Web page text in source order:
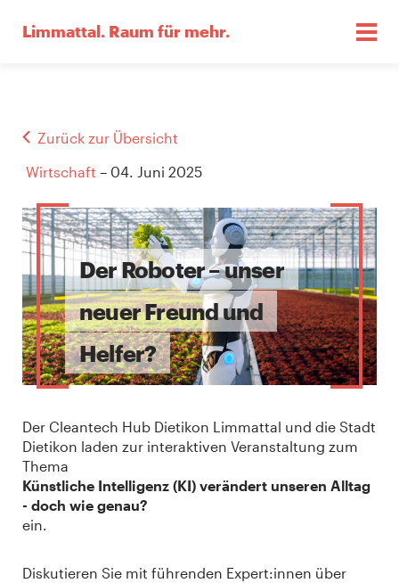
Limmattal. Raum für mehr.
Zurück zur Übersicht
Wirtschaft – 04. Juni 2025
Der Roboter – unser
neuer Freund und
Helfer?
Der Cleantech Hub Dietikon Limmattal und die Stadt
Dietikon laden zur interaktiven Veranstaltung zum
Thema
Künstliche Intelligenz (KI) verändert unseren Alltag
- doch wie genau?
ein.
Diskutieren Sie mit führenden Expert:innen über